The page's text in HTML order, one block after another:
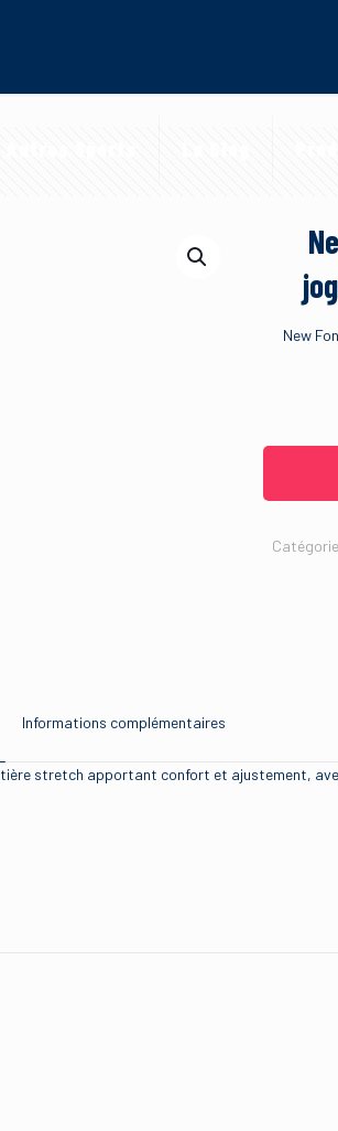
New
Informations complémentaires
stretch apportant confort et ajustement,